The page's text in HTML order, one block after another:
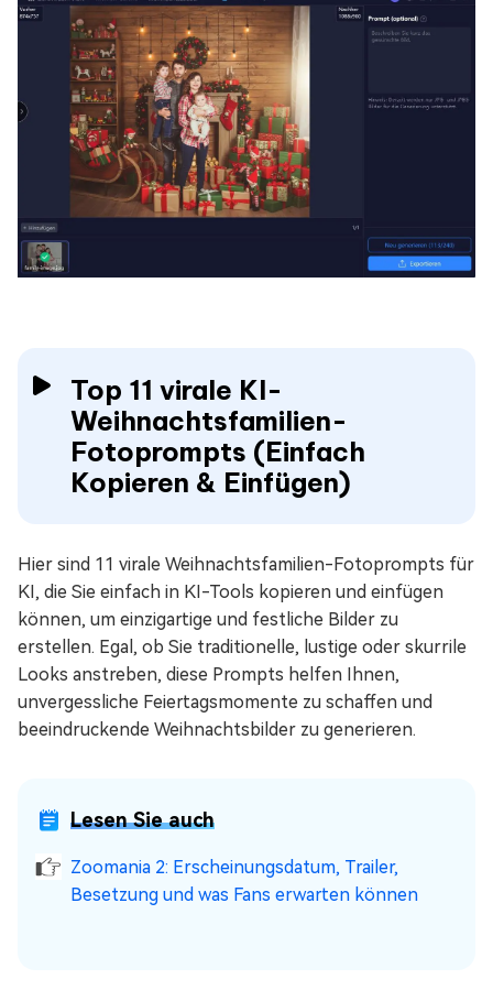
Top 11 virale KI-
Weihnachtsfamilien-
Fotoprompts (Einfach
Kopieren & Einfügen)
Hier sind 11 virale Weihnachtsfamilien-Fotoprompts für
KI, die Sie einfach in KI-Tools kopieren und einfügen
können, um einzigartige und festliche Bilder zu
erstellen. Egal, ob Sie traditionelle, lustige oder skurrile
Looks anstreben, diese Prompts helfen Ihnen,
unvergessliche Feiertagsmomente zu schaffen und
beeindruckende Weihnachtsbilder zu generieren.
Lesen Sie auch
Zoomania 2: Erscheinungsdatum, Trailer,
Besetzung und was Fans erwarten können